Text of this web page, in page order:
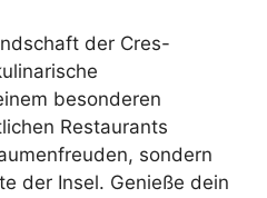
der Cres-
besonderen
Restaurants
sondern
der Insel. Genieße dein